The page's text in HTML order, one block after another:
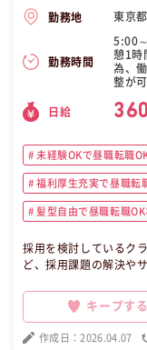
勤務地 東京
勤務時間
5:00
憩1時
為、
整が
日給
未経験OKで昼職転職
福利厚生充実で昼職転
髪型自由で昼職転職OK
採用を検討しているク
ど、採用課題の解決や
キープする
作成日：2026.04.07